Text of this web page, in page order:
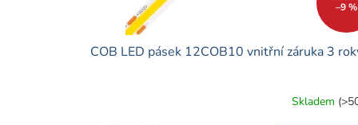
–9 %
COB LED pásek 12COB10 vnitřní záruka 3
Skladem